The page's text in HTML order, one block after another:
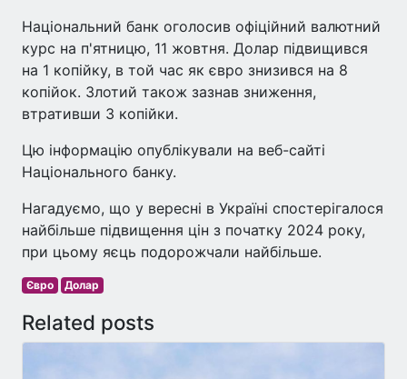
Національний банк оголосив офіційний валютний
курс на п'ятницю, 11 жовтня. Долар підвищився
на 1 копійку, в той час як євро знизився на 8
копійок. Злотий також зазнав зниження,
втративши 3 копійки.
Цю інформацію опублікували на веб-сайті
Національного банку.
Нагадуємо, що у вересні в Україні спостерігалося
найбільше підвищення цін з початку 2024 року,
при цьому яєць подорожчали найбільше.
Євро Долар
Related posts